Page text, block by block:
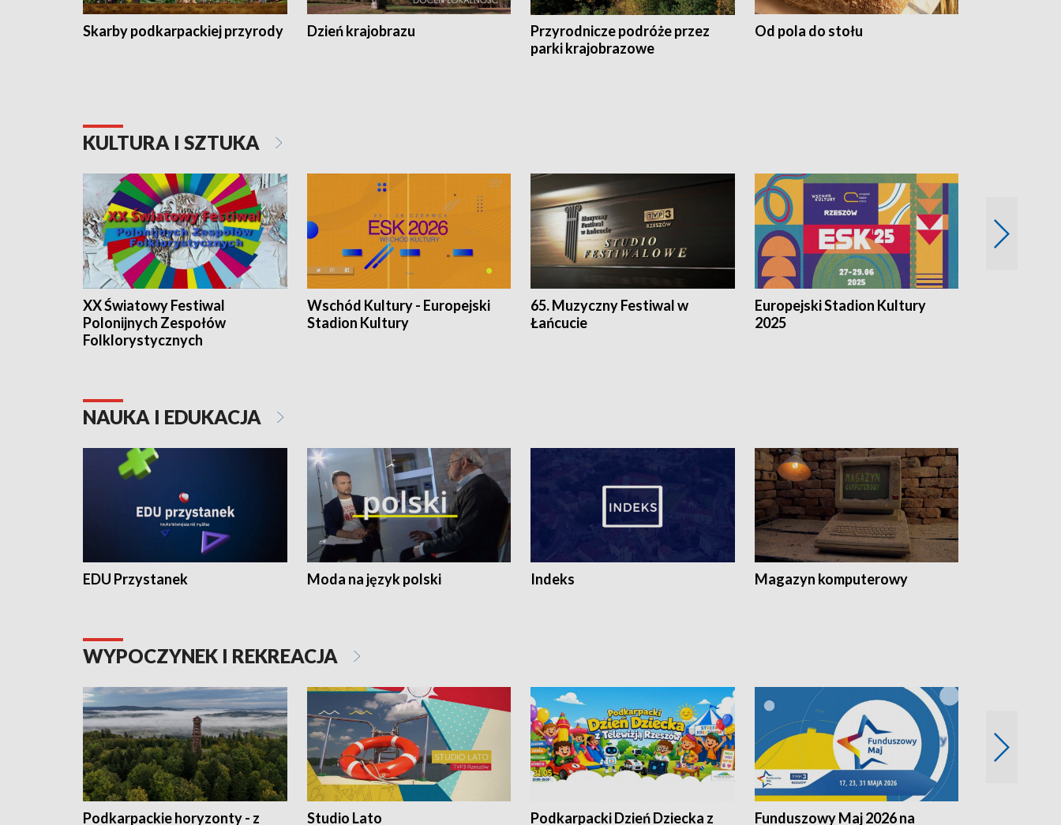
Skarby podkarpackiej przyrody Dzień krajobrazu
Przyrodnicze podróże przez
parki krajobrazowe
Od pola do stołu
KULTURA I SZTUKA
XX Światowy Festiwal
Polonijnych Zespołów
Folklorystycznych
Wschód Kultury - Europejski
Stadion Kultury
65. Muzyczny Festiwal w
Łańcucie
Europejski Stadion Kultury
2025
NAUKA I EDUKACJA
EDU Przystanek Moda na język polski Indeks Magazyn komputerowy
WYPOCZYNEK I REKREACJA
Podkarpackie horyzonty - z Studio Lato Podkarpacki Dzień Dziecka z Funduszowy Maj 2026 na